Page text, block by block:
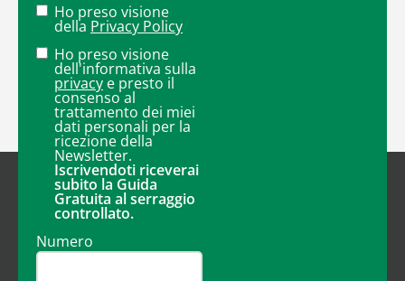
Ho preso visione
della Privacy Policy
Ho preso visione
dell'informativa sulla
privacy e presto il
consenso al
trattamento dei miei
dati personali per la
ricezione della
Newsletter.
Iscrivendoti riceverai
subito la Guida
Gratuita al serraggio
controllato.
Numero